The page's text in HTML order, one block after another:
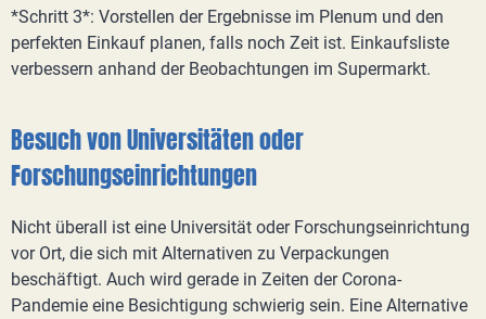
*Schritt 3*: Vorstellen der Ergebnisse im Plenum und den
perfekten Einkauf planen, falls noch Zeit ist. Einkaufsliste
verbessern anhand der Beobachtungen im Supermarkt.
Besuch von Universitäten oder
Forschungseinrichtungen
Nicht überall ist eine Universität oder Forschungseinrichtung
vor Ort, die sich mit Alternativen zu Verpackungen
beschäftigt. Auch wird gerade in Zeiten der Corona-
Pandemie eine Besichtigung schwierig sein. Eine Alternative